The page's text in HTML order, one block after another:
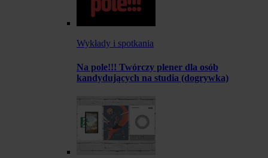
Wykłady i spotkania
Na pole!!! Twórczy plener dla osób
kandydujących na studia (dogrywka)